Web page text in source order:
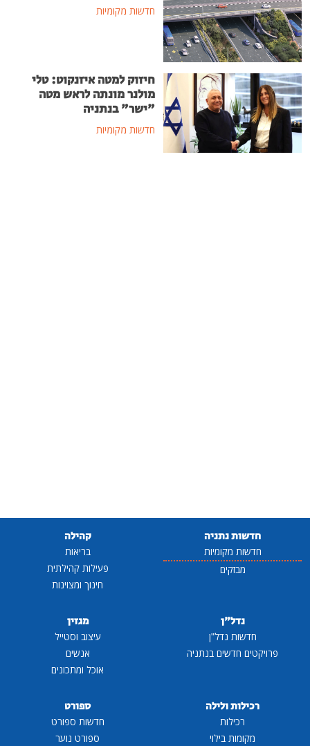
חדשות מקומיות
חיזוק למטה איזנקוט: טלי
מולנר מונתה לראש מטה
"ישר" בנתניה
חדשות מקומיות
חדשות נתניה
חדשות מקומיות
מבזקים
קהילה
בריאות
פעילות קהילתית
חינוך ומצוינות
נדל"ן
חדשות נדל"ן
פרויקטים חדשים בנתניה
מגזין
עיצוב וסטייל
אנשים
אוכל ומתכונים
רכילות ולילה
רכילות
מקומות בילוי
ספורט
חדשות ספורט
ספורט נוער